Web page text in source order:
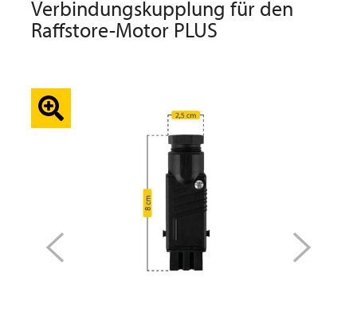
Verbindungskupplung für den
Raffstore-Motor PLUS